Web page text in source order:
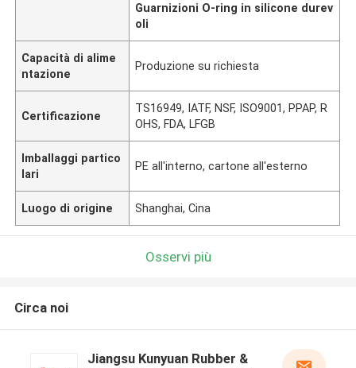
Guarnizioni O-ring in silicone durev
oli
Capacità di alime
ntazione
Produzione su richiesta
Certificazione
TS16949, IATF, NSF, ISO9001, PPAP, R
OHS, FDA, LFGB
Imballaggi partico
lari
PE all'interno, cartone all'esterno
Luogo di origine Shanghai, Cina
Osservi più
Circa noi
Jiangsu Kunyuan Rubber &